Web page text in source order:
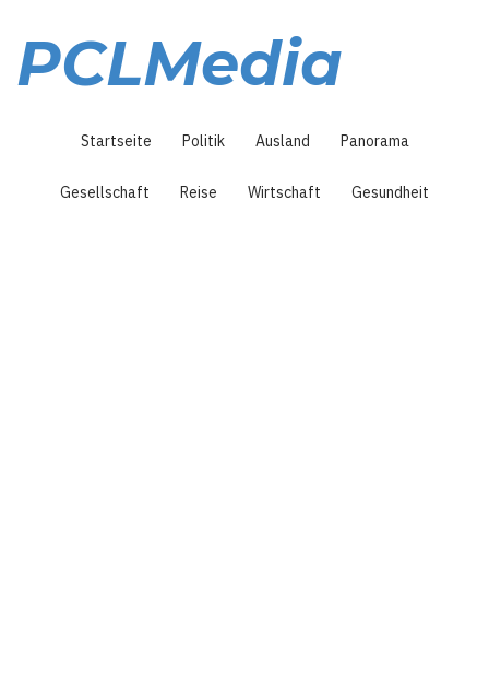
Inhalt
PCLMedia
Startseite Politik Ausland Panorama
Gesellschaft Reise Wirtschaft Gesundheit